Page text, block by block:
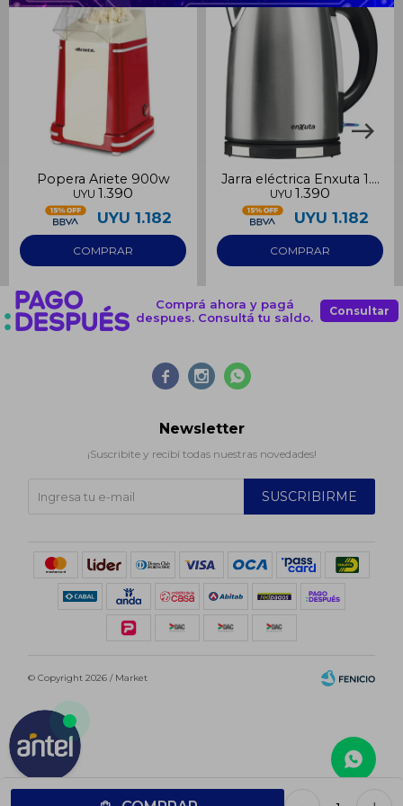
Popera Ariete 900w
UYU 1.390
UYU 1.182
Jarra eléctrica Enxuta 1.7
lts acero inox.
UYU 1.390
UYU 1.182
Comprá ahora y pagá
despues. Consultá tu saldo.
Consultar
  
Newsletter
¡Suscribite y recibí todas nuestras novedades!
SUSCRIBIRME
© Copyright 2026 / Market